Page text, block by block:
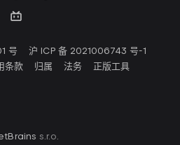
号
沪 ICP 备 2021006743 号-1
条款 归属 法务
正版工具
s.r.o.